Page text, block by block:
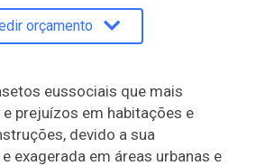
orçamento
eussociais que mais
prejuízos em habitações e
devido a sua
exagerada em áreas urbanas e